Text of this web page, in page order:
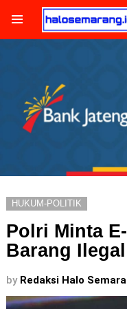
HUKUM-POLITIK
Polri Minta
Barang Ilegal
by Redaksi Halo